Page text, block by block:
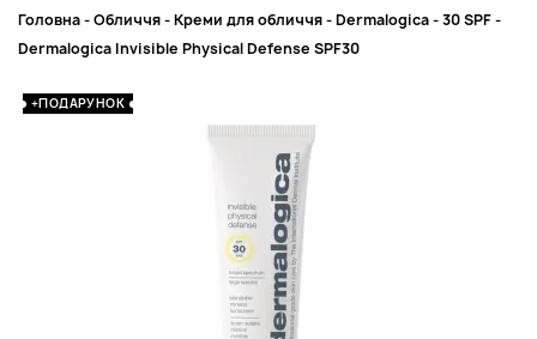
Головна-Обличчя-Креми для обличчя-Dermalogica-30 SPF-
Dermalogica Invisible Physical Defense SPF30
+ПОДАРУНОК